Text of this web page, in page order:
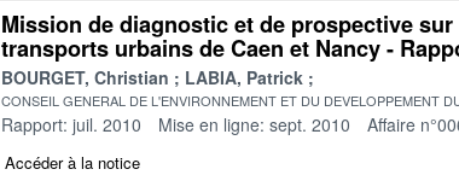
Mission de diagnostic et de prospective
transports urbains de Caen et Nancy -
BOURGET, Christian LABIA, Patrick
CONSEIL GENERAL DE L'ENVIRONNEMENT ET DU DEVELOPPEMENT
Rapport: juil. 2010 Mise en ligne: sept. 2010 Affaire
Accéder à la notice